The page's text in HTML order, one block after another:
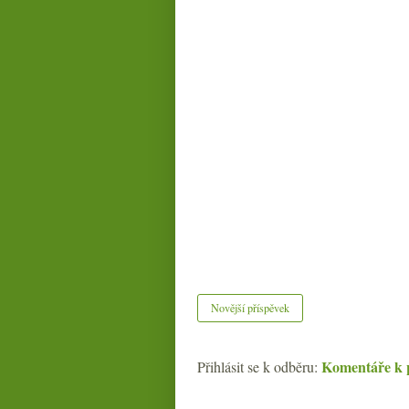
Novější příspěvek
Přihlásit se k odběru: Komentáře k